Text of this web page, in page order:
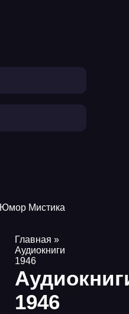
Юмор Мистика
Главная »
Аудиокниги
1946
1946